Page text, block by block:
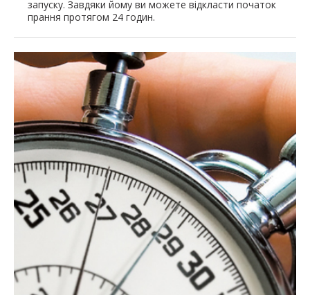
запуску. Завдяки йому ви можете відкласти початок
прання протягом 24 годин.